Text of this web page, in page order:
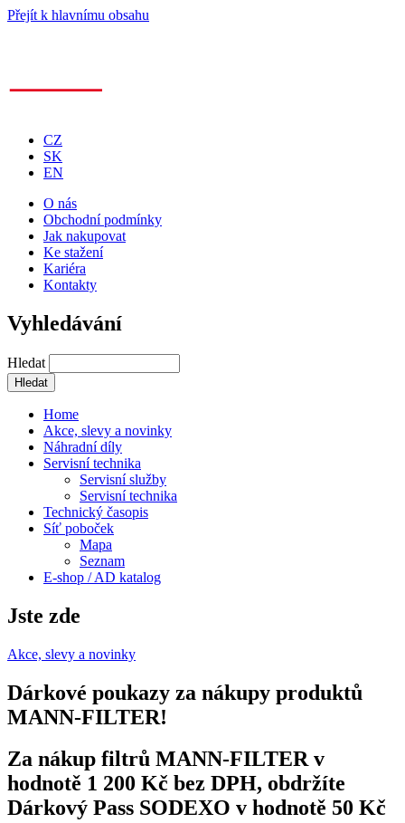
Přejít k hlavnímu obsahu
CZ
SK
EN
O nás
Obchodní podmínky
Jak nakupovat
Ke stažení
Kariéra
Kontakty
Vyhledávání
Hledat
Home
Akce, slevy a novinky
Náhradní díly
Servisní technika
Servisní služby
Servisní technika
Technický časopis
Síť poboček
Mapa
Seznam
E-shop / AD katalog
Jste zde
Akce, slevy a novinky
Dárkové poukazy za nákupy produktů
MANN-FILTER!
Za nákup filtrů MANN-FILTER v
hodnotě 1 200 Kč bez DPH, obdržíte
Dárkový Pass SODEXO v hodnotě 50 Kč